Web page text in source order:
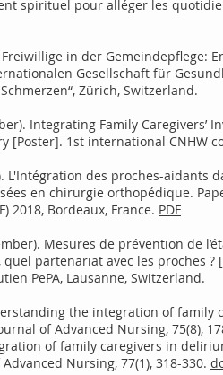
spirituel pour alléger les
Freiwillige in der Gemeindepflege:
Gesellschaft für
Zürich, Switzerland.
Integrating Family Caregivers’
1st international CNHW
L'Intégration des proches-
en chirurgie orthopédique.
2018, Bordeaux, France. PDF
Mesures de prévention de
partenariat avec les proches ?
PePA, Lausanne, Switzerland.
the integration of
of Advanced Nursing, 75(8),
of family caregivers in
Nursing, 77(1), 318-330.